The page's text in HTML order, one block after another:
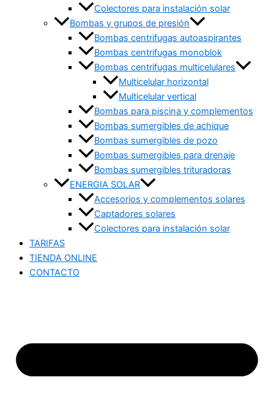
Colectores para instalación solar
Bombas y grupos de presión
Bombas centrifugas autoaspirantes
Bombas centrifugas monoblok
Bombas centrifugas multicelulares
Multicelular horizontal
Multicelular vertical
Bombas para piscina y complementos
Bombas sumergibles de achique
Bombas sumergibles de pozo
Bombas sumergibles para drenaje
Bombas sumergibles trituradoras
ENERGIA SOLAR
Accesorios y complementos solares
Captadores solares
Colectores para instalación solar
TARIFAS
TIENDA ONLINE
CONTACTO